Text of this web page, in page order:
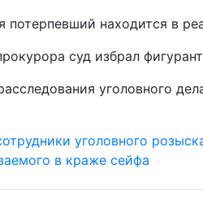
потерпевший находится в
суд избрал
уголовного
уголовного
в краже сейфа